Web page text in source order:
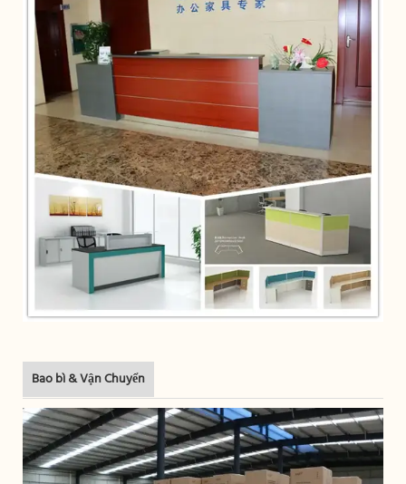
Bao bì & Vận Chuyển